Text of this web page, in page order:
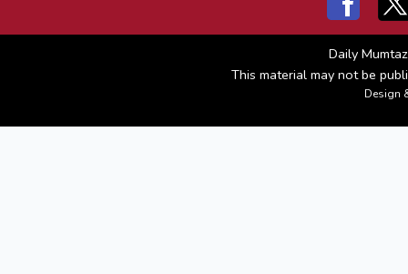
Daily
This material may not be
Design